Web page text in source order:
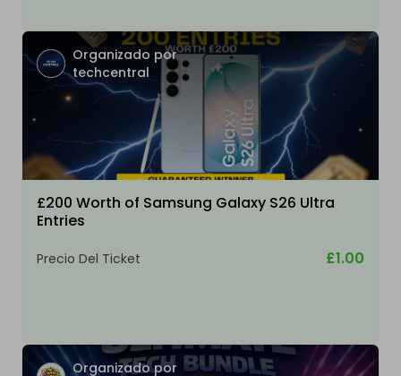
Organizado por
techcentral
£200 Worth of Samsung Galaxy S26 Ultra
Entries
Precio Del Ticket £1.00
Organizado por